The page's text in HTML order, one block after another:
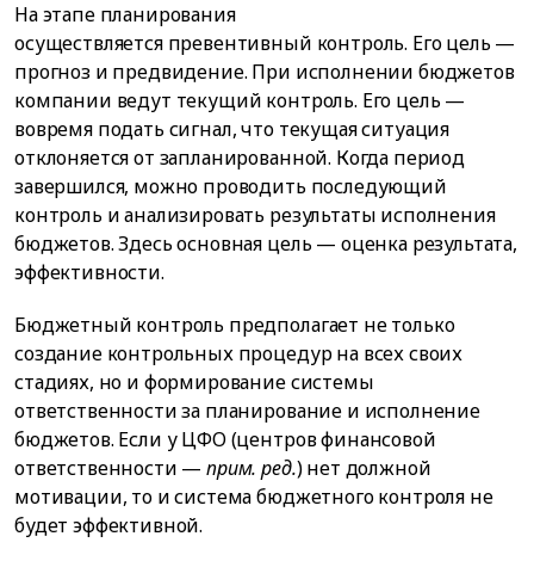
На этапе планирования
осуществляется превентивный контроль. Его цель —
прогноз и предвидение. При исполнении бюджетов
компании ведут текущий контроль. Его цель —
вовремя подать сигнал, что текущая ситуация
отклоняется от запланированной. Когда период
завершился, можно проводить последующий
контроль и анализировать результаты исполнения
бюджетов. Здесь основная цель — оценка результата,
эффективности.
Бюджетный контроль предполагает не только
создание контрольных процедур на всех своих
стадиях, но и формирование системы
ответственности за планирование и исполнение
бюджетов. Если у ЦФО (центров финансовой
ответственности —прим. ред.) нет должной
мотивации, то и система бюджетного контроля не
будет эффективной.